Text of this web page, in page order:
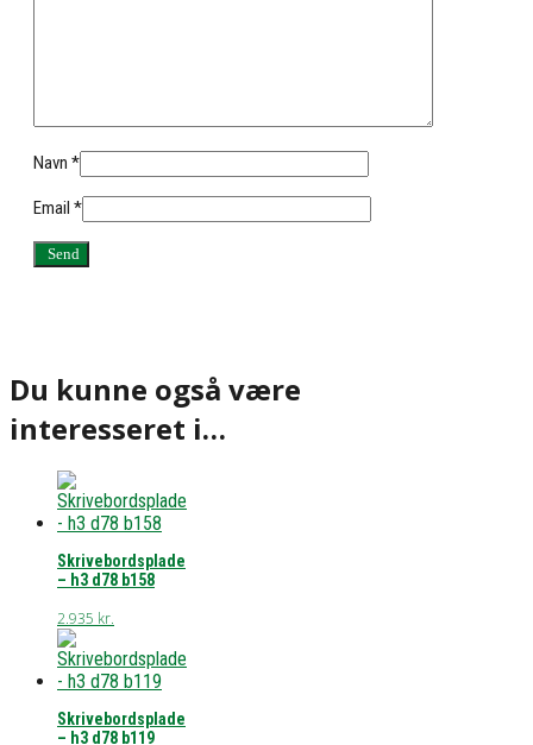
Navn *
Email *
Du kunne også være
interesseret i…
Skrivebordsplade
– h3 d78 b158
2.935 kr.
Skrivebordsplade
– h3 d78 b119